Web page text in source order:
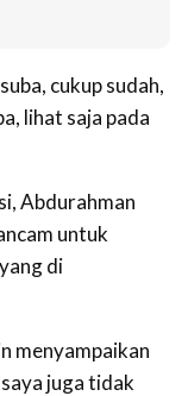
cukup sudah,
lihat saja pada
Abdurahman
untuk
di
menyampaikan
juga tidak